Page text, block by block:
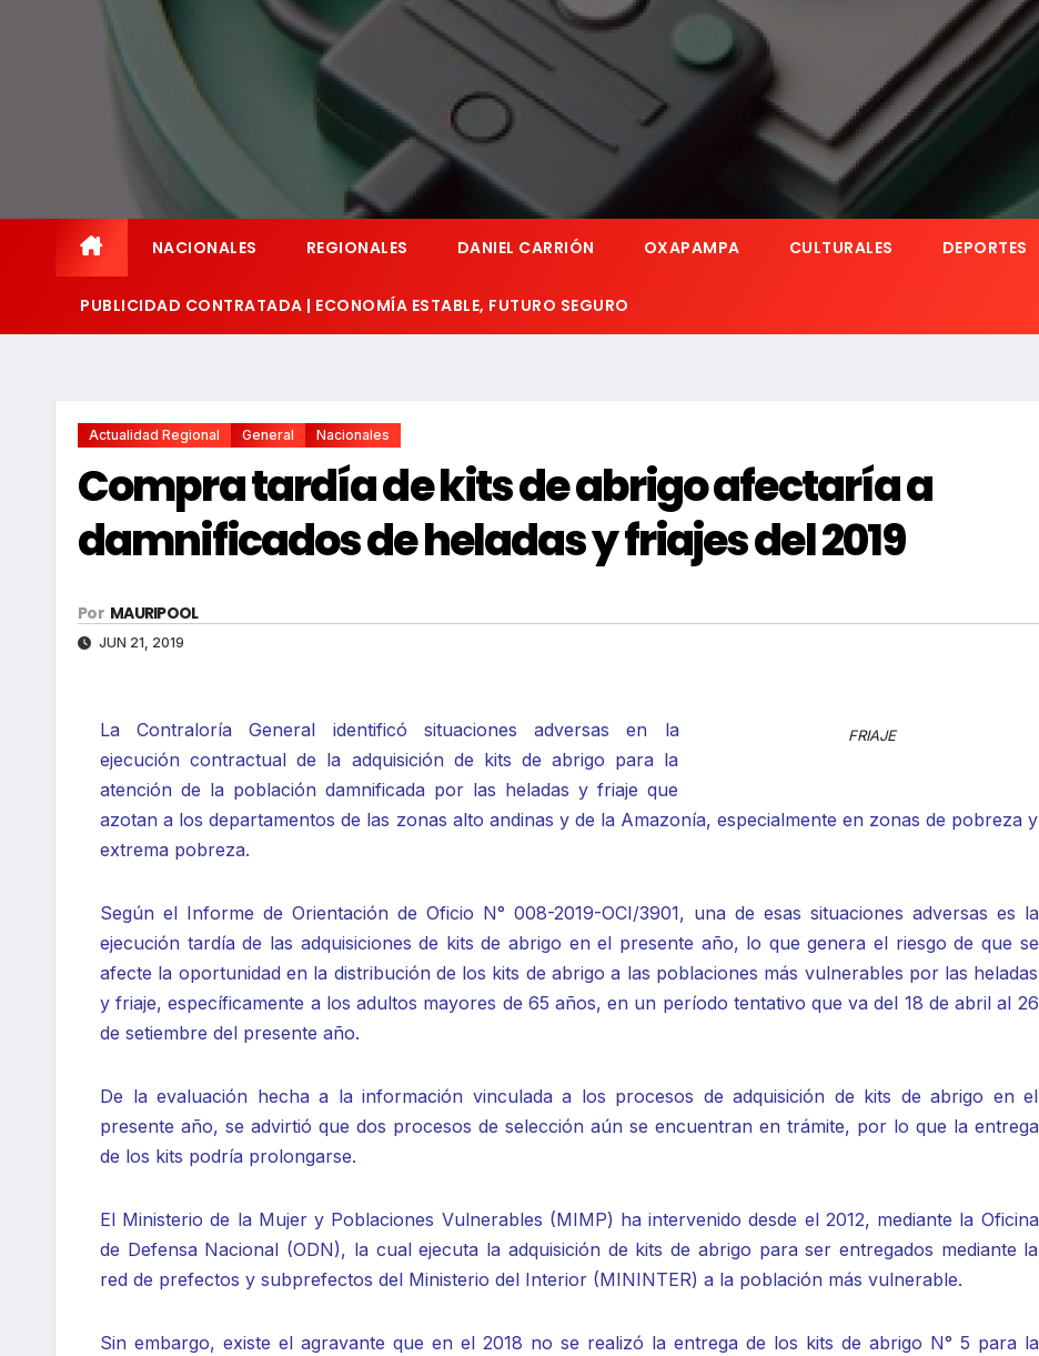
NACIONALES REGIONALES DANIEL CARRIÓN OXAPAMPA CULTURALES DEPORTES
PUBLICIDAD CONTRATADA | ECONOMÍA ESTABLE, FUTURO SEGURO
Actualidad Regional General Nacionales
Compra tardía de kits de abrigo afectaría a
damnificados de heladas y friajes del 2019
Por MAURIPOOL
JUN 21, 2019
FRIAJE
La Contraloría General identificó situaciones adversas en la
ejecución contractual de la adquisición de kits de abrigo para la
atención de la población damnificada por las heladas y friaje que
azotan a los departamentos de las zonas alto andinas y de la Amazonía, especialmente en zonas de pobreza y
extrema pobreza.
Según el Informe de Orientación de Oficio N° 008-2019-OCI/3901, una de esas situaciones adversas es la
ejecución tardía de las adquisiciones de kits de abrigo en el presente año, lo que genera el riesgo de que se
afecte la oportunidad en la distribución de los kits de abrigo a las poblaciones más vulnerables por las heladas
y friaje, específicamente a los adultos mayores de 65 años, en un período tentativo que va del 18 de abril al 26
de setiembre del presente año.
De la evaluación hecha a la información vinculada a los procesos de adquisición de kits de abrigo en el
presente año, se advirtió que dos procesos de selección aún se encuentran en trámite, por lo que la entrega
de los kits podría prolongarse.
El Ministerio de la Mujer y Poblaciones Vulnerables (MIMP) ha intervenido desde el 2012, mediante la Oficina
de Defensa Nacional (ODN), la cual ejecuta la adquisición de kits de abrigo para ser entregados mediante la
red de prefectos y subprefectos del Ministerio del Interior (MININTER) a la población más vulnerable.
Sin embargo, existe el agravante que en el 2018 no se realizó la entrega de los kits de abrigo N° 5 para la